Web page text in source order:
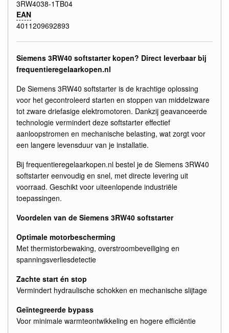
3RW4038-1TB04
EAN
4011209692893
Siemens 3RW40 softstarter kopen? Direct leverbaar bij
frequentieregelaarkopen.nl
De Siemens 3RW40 softstarter is de krachtige oplossing
voor het gecontroleerd starten en stoppen van middelzware
tot zware driefasige elektromotoren. Dankzij geavanceerde
technologie vermindert deze softstarter effectief
aanloopstromen en mechanische belasting, wat zorgt voor
een langere levensduur van je installatie.
Bij frequentieregelaarkopen.nl bestel je de Siemens 3RW40
softstarter eenvoudig en snel, met directe levering uit
voorraad. Geschikt voor uiteenlopende industriële
toepassingen.
Voordelen van de Siemens 3RW40 softstarter
Optimale motorbescherming
Met thermistorbewaking, overstroombeveiliging en
spanningsverliesdetectie
Zachte start én stop
Vermindert hydraulische schokken en mechanische slijtage
Geïntegreerde bypass
Voor minimale warmteontwikkeling en hogere efficiëntie